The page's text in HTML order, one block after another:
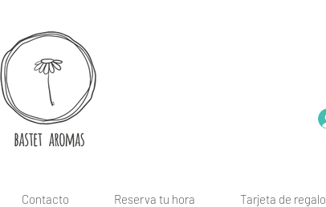
Contacto Reserva tu hora Tarjeta de regalo